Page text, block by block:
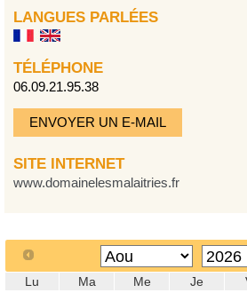
LANGUES PARLÉES
TÉLÉPHONE
06.09.21.95.38
ENVOYER UN E-MAIL
SITE INTERNET
www.domainelesmalaitries.fr
Lu Ma Me Je